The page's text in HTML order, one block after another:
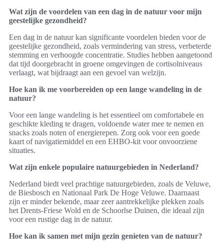
Wat zijn de voordelen van een dag in de natuur voor mijn
geestelijke gezondheid?
Een dag in de natuur kan significante voordelen bieden voor de
geestelijke gezondheid, zoals vermindering van stress, verbeterde
stemming en verhoogde concentratie. Studies hebben aangetoond
dat tijd doorgebracht in groene omgevingen de cortisolniveaus
verlaagt, wat bijdraagt aan een gevoel van welzijn.
Hoe kan ik me voorbereiden op een lange wandeling in de
natuur?
Voor een lange wandeling is het essentieel om comfortabele en
geschikte kleding te dragen, voldoende water mee te nemen en
snacks zoals noten of energierepen. Zorg ook voor een goede
kaart of navigatiemiddel en een EHBO-kit voor onvoorziene
situaties.
Wat zijn enkele populaire natuurgebieden in Nederland?
Nederland biedt veel prachtige natuurgebieden, zoals de Veluwe,
de Biesbosch en Nationaal Park De Hoge Veluwe. Daarnaast
zijn er minder bekende, maar zeer aantrekkelijke plekken zoals
het Drents-Friese Wold en de Schoorlse Duinen, die ideaal zijn
voor een rustige dag in de natuur.
Hoe kan ik samen met mijn gezin genieten van de natuur?